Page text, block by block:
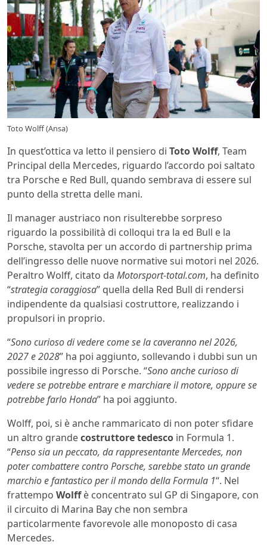
Toto Wolff (Ansa)
In quest’ottica va letto il pensiero di Toto Wolff, Team
Principal della Mercedes, riguardo l’accordo poi saltato
tra Porsche e Red Bull, quando sembrava di essere sul
punto della stretta delle mani.
Il manager austriaco non risulterebbe sorpreso
riguardo la possibilità di colloqui tra la ed Bull e la
Porsche, stavolta per un accordo di partnership prima
dell’ingresso delle nuove normative sui motori nel 2026.
Peraltro Wolff, citato da Motorsport-total.com, ha definito
“strategia coraggiosa” quella della Red Bull di rendersi
indipendente da qualsiasi costruttore, realizzando i
propulsori in proprio.
“Sono curioso di vedere come se la caveranno nel 2026,
2027 e 2028” ha poi aggiunto, sollevando i dubbi sun un
possibile ingresso di Porsche. “Sono anche curioso di
vedere se potrebbe entrare e marchiare il motore, oppure se
potrebbe farlo Honda” ha poi aggiunto.
Wolff, poi, si è anche rammaricato di non poter sfidare
un altro grandecostruttore tedesco in Formula 1.
“Penso sia un peccato, da rappresentante Mercedes, non
poter combattere contro Porsche, sarebbe stato un grande
marchio e fantastico per il mondo della Formula 1“. Nel
frattempo Wolffè concentrato sul GP di Singapore, con
il circuito di Marina Bay che non sembra
particolarmente favorevole alle monoposto di casa
Mercedes.